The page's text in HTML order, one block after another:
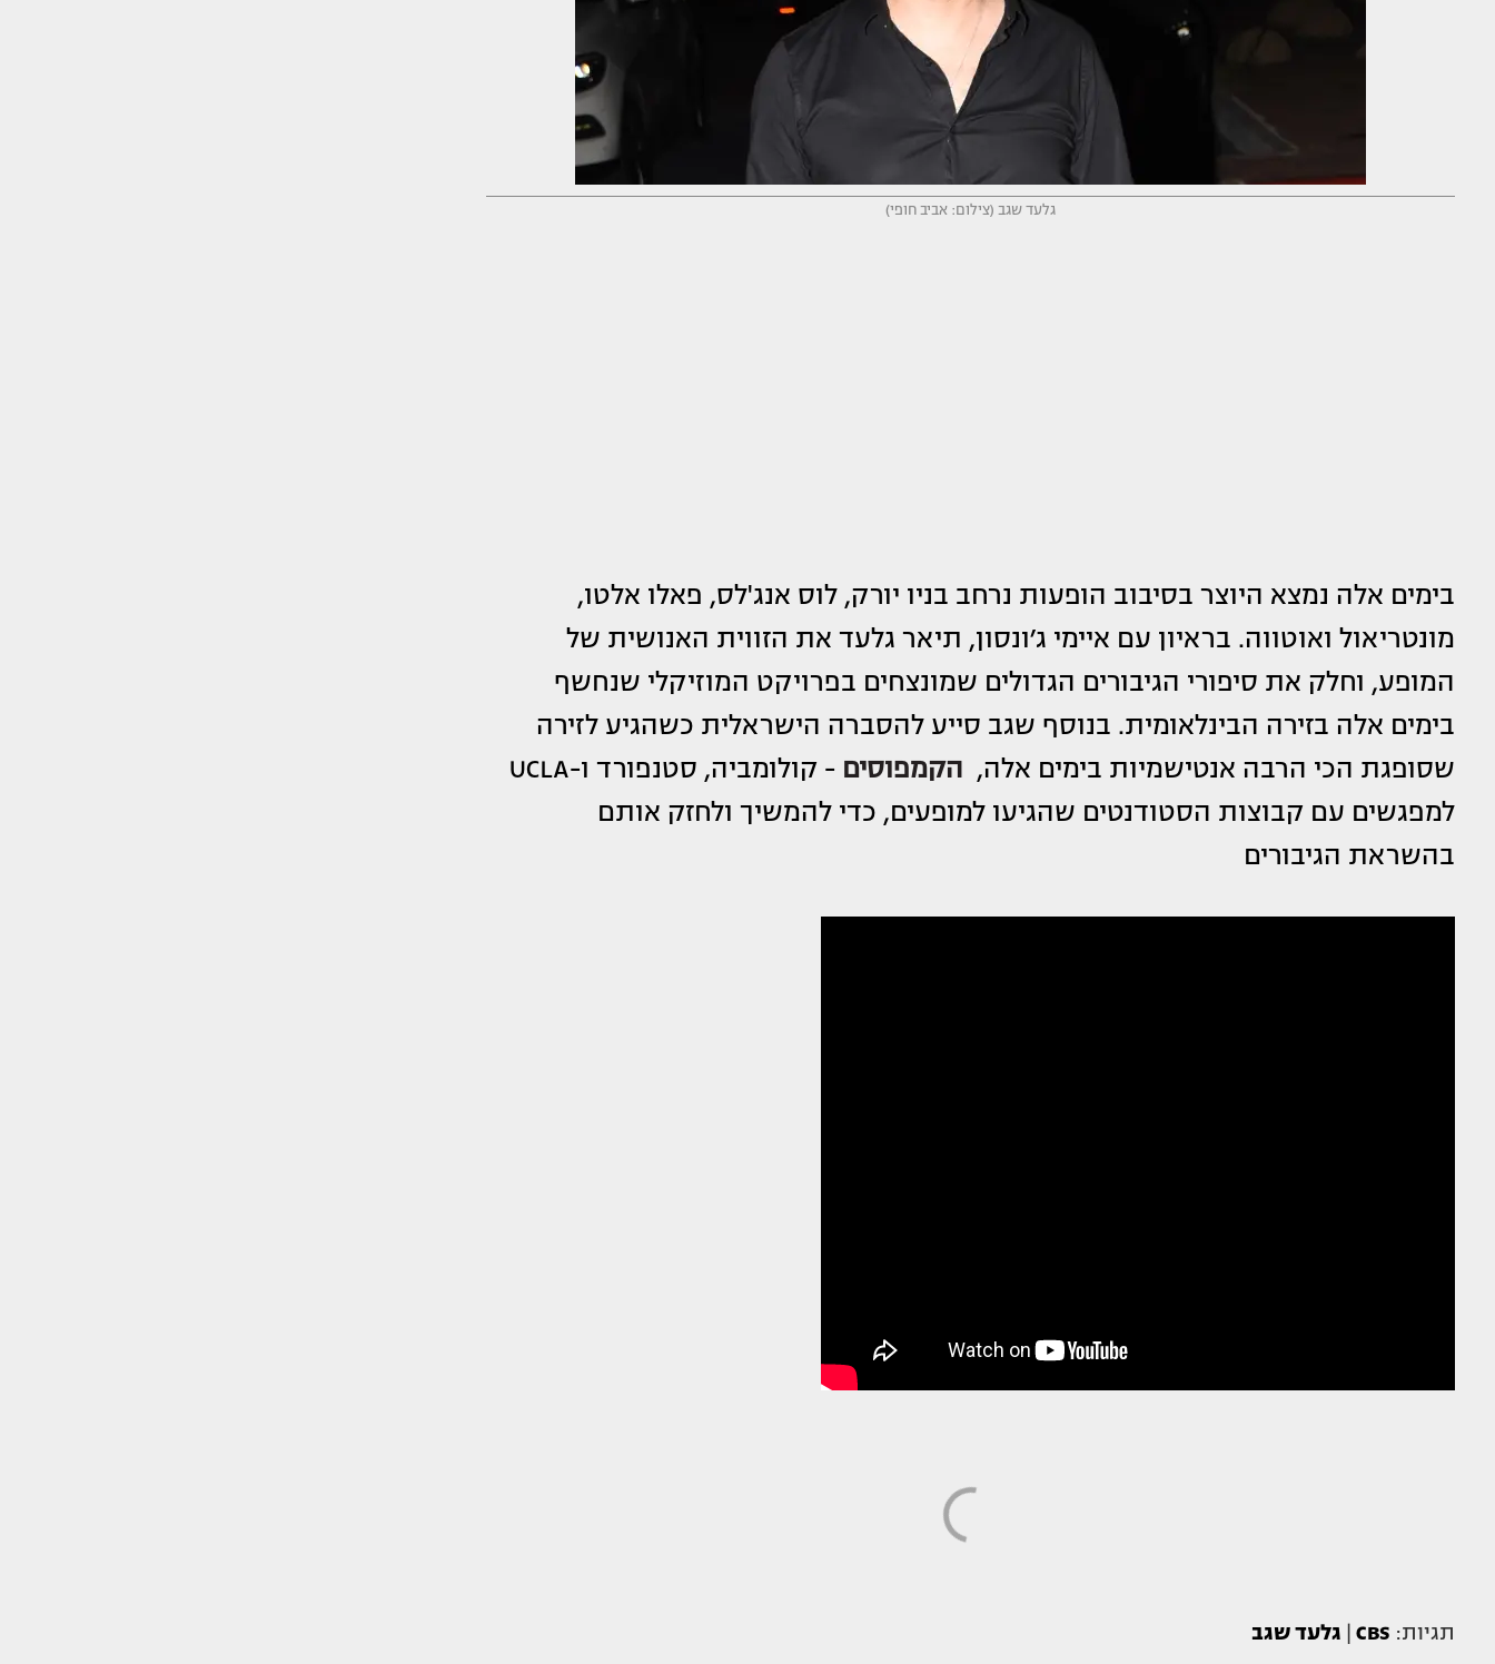
גלעד שגב (צילום: אביב חופי)
בימים אלה נמצא היוצר בסיבוב הופעות נרחב בניו יורק, לוס אנג'לס, פאלו אלטו,
מונטריאול ואוטווה. בראיון עם איימי ג׳ונסון, תיאר גלעד את הזווית האנושית של
המופע, וחלק את סיפורי הגיבורים הגדולים שמונצחים בפרויקט המוזיקלי שנחשף
בימים אלה בזירה הבינלאומית. בנוסף שגב סייע להסברה הישראלית כשהגיע לזירה
שסופגת הכי הרבה אנטישמיות בימים אלה, הקמפוסים
- קולומביה, סטנפורד ו-UCLA
למפגשים עם קבוצות הסטודנטים שהגיעו למופעים, כדי להמשיך ולחזק אותם
בהשראת הגיבורים
תגיות: CBS גלעד שגב